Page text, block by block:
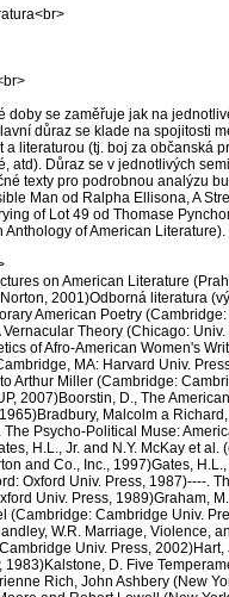
se zaměřuje jak na
důraz se klade na spojitosti
literaturou (tj. boj za občanská
atd). Důraz se v jednotlivých
texty pro podrobnou analýzu
Man od Ralpha Ellisona, A
of Lot 49 od Thomase
of American Literature).
on American Literature
2001)Odborná literatura
American Poetry
Theory (Chicago:
of Afro-American Women's
MA: Harvard Univ.
Arthur Miller (Cambridge:
2007)Boorstin, D., The
Malcolm a
Psycho-Political Muse:
H.L., Jr. and N.Y. McKay et
and Co., Inc., 1997)Gates,
Oxford Univ. Press, 1987)----.
Univ. Press, 1989)Graham,
(Cambridge: Cambridge Univ.
W.R. Marriage, Violence,
Univ. Press,
1983)Kalstone, D. Five
Rich, John Ashbery (New